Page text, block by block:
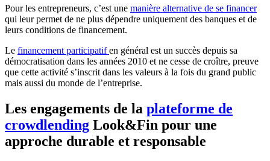
Pour les entrepreneurs, c’est une manière alternative de se financer
qui leur permet de ne plus dépendre uniquement des banques et de
leurs conditions de financement.
Le financement participatifen général est un succès depuis sa
démocratisation dans les années 2010 et ne cesse de croître, preuve
que cette activité s’inscrit dans les valeurs à la fois du grand public
mais aussi du monde de l’entreprise.
Les engagements de la plateforme de
crowdlending Look&Fin pour une
approche durable et responsable